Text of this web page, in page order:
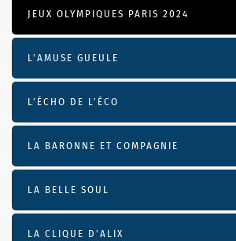
JEUX OLYMPIQUES PARIS 2024
L'AMUSE GUEULE
L’ÉCHO DE L’ÉCO
LA BARONNE ET COMPAGNIE
LA BELLE SOUL
LA CLIQUE D'ALIX